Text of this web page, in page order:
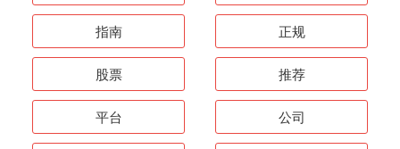
指南 正规
股票 推荐
平台 公司